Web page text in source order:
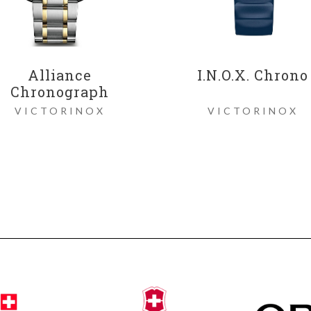
TISSOT T-RACE
POWERMATIC 80
41MM
SEIKO PRESAGE
SEIKO